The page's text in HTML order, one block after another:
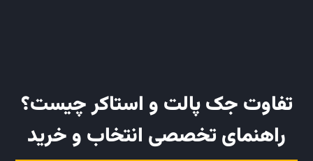
تفاوت جک پالت و استاکر چیست؟
راهنمای تخصصی انتخاب و خرید